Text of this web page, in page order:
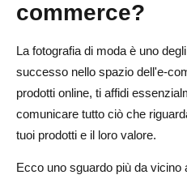
commerce?
La fotografia di moda è uno
successo nello spazio dell'e-
prodotti online, ti affidi
comunicare tutto ciò che
tuoi prodotti e il loro valore.
Ecco uno sguardo più da vicino